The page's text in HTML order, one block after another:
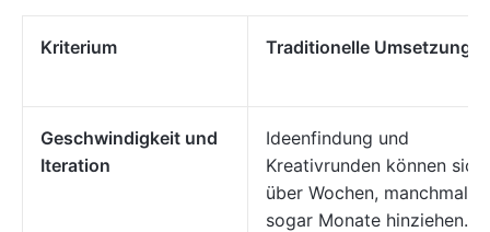
Kriterium Traditionelle Umsetzung
Geschwindigkeit und
Iteration
Ideenfindung und
Kreativrunden können sich
über Wochen, manchmal
sogar Monate hinziehen.